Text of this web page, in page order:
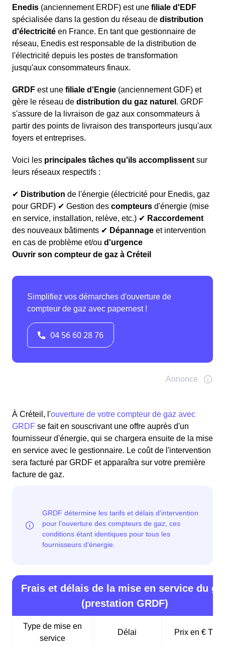
Enedis (anciennement ERDF) est une filiale d'EDF
spécialisée dans la gestion du réseau de distribution
d'électricité en France. En tant que gestionnaire de
réseau, Enedis est responsable de la distribution de
l'électricité depuis les postes de transformation
jusqu'aux consommateurs finaux.
GRDF est une filiale d'Engie (anciennement GDF) et
gère le réseau de distribution du gaz naturel . GRDF
s'assure de la livraison de gaz aux consommateurs à
partir des points de livraison des transporteurs jusqu'aux
foyers et entreprises.
Voici les principales tâches qu'ils accomplissent sur
leurs réseaux respectifs :
✔ Distribution de l'énergie (électricité pour Enedis, gaz
pour GRDF) ✔ Gestion des compteurs d'énergie (mise
en service, installation, relève, etc.) ✔ Raccordement
des nouveaux bâtiments ✔ Dépannage et intervention
en cas de problème et/ou d'urgence
Ouvrir son compteur de gaz à Créteil
À Créteil, l'ouverture de votre compteur de gaz avec
GRDF se fait en souscrivant une offre auprès d'un
fournisseur d'énergie, qui se chargera ensuite de la mise
en service avec le gestionnaire. Le coût de l'intervention
sera facturé par GRDF et apparaîtra sur votre première
facture de gaz.
Frais et délais de la mise en service du
(prestation GRDF)
Type de mise en
service
Délai Prix en € TTC